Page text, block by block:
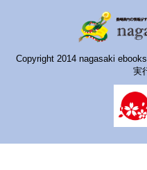
Copyright 2014 nagasaki
実
みなみしまばらebooks
はさみebooks
さいかいイーブックス
長崎MICE観光マップ